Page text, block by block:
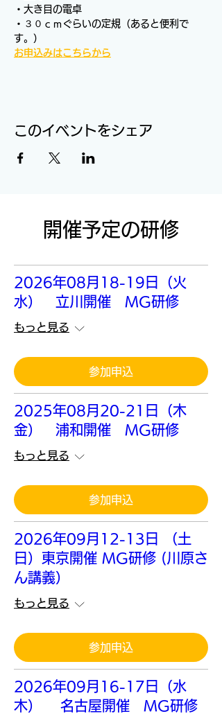
・大き目の電卓
・３０ｃｍぐらいの定規（あると便利で
す。）
お申込みはこちらから
このイベントをシェア
開催予定の研修
2026年08月18-19日（火
水） 立川開催 MG研修
もっと見る
参加申込
2025年08月20-21日（木
金） 浦和開催 MG研修
もっと見る
参加申込
2026年09月12-13日 （土
日）東京開催 MG研修 (川原さ
ん講義）
もっと見る
参加申込
2026年09月16-17日（水
木） 名古屋開催 MG研修